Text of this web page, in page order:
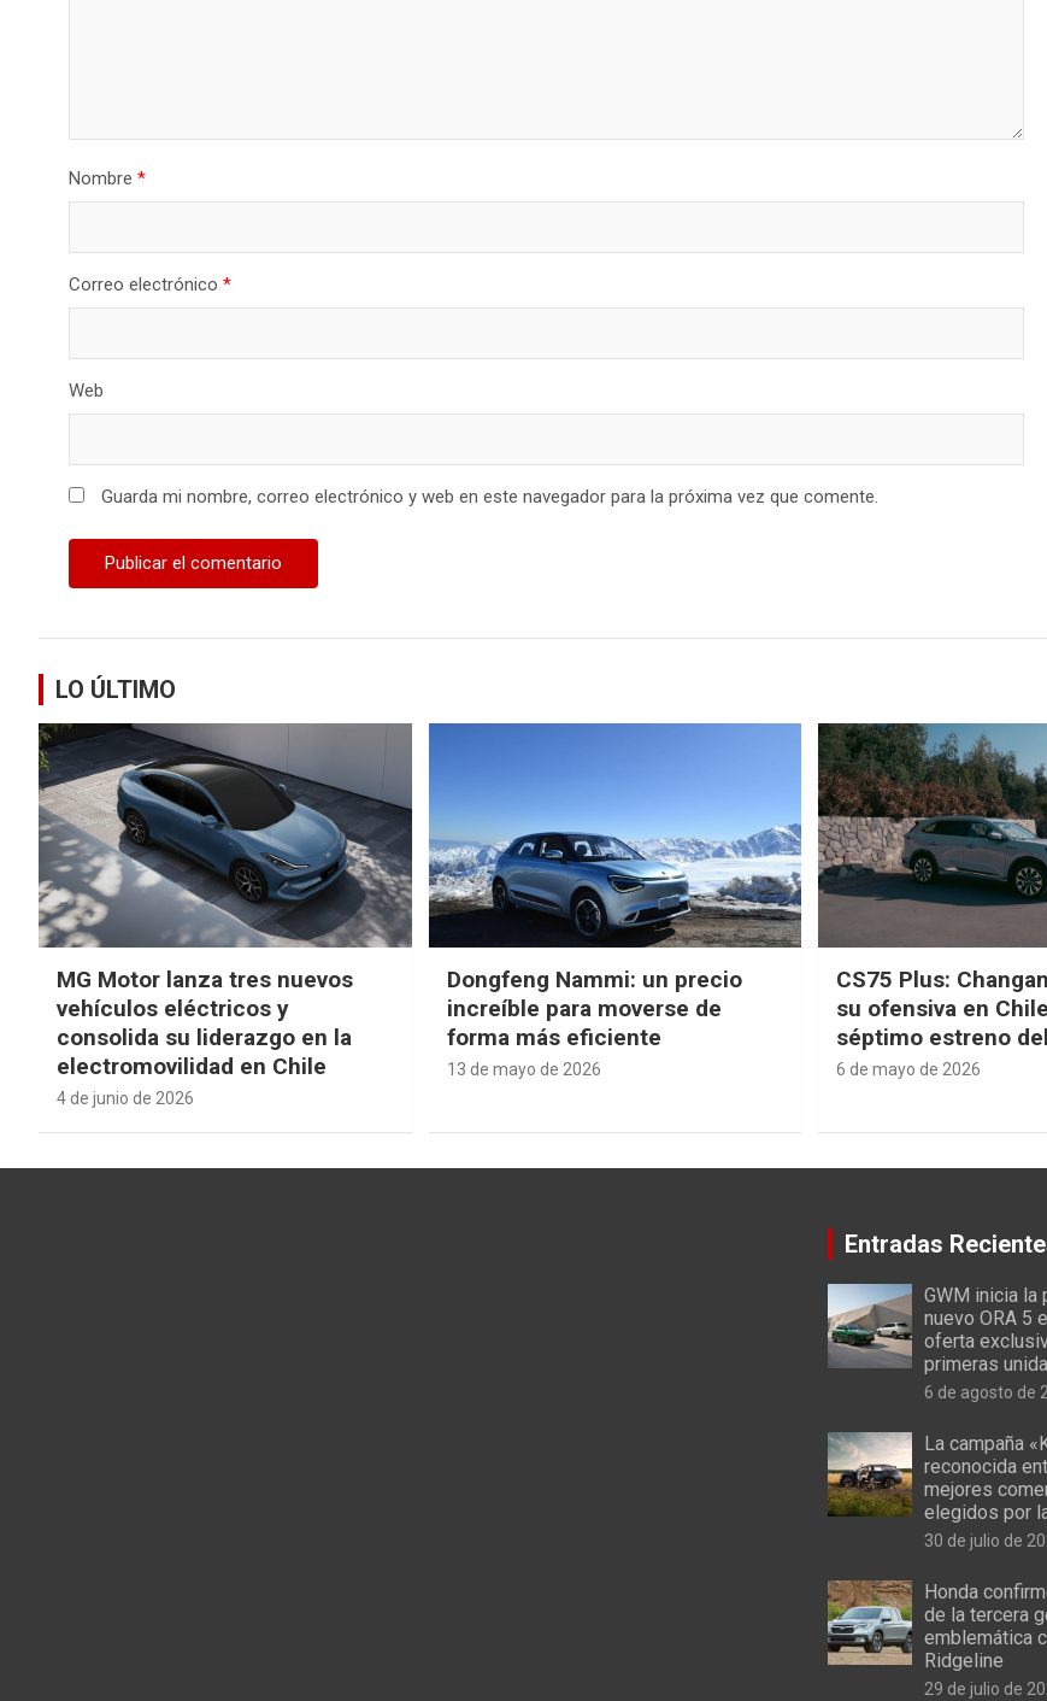
Nombre *
Correo electrónico *
Web
Guarda mi nombre, correo electrónico y web en este navegador para la próxima vez que comente.
LO ÚLTIMO
MG Motor lanza tres nuevos
vehículos eléctricos y
consolida su liderazgo en la
electromovilidad en Chile
4 de junio de 2026
Dongfeng Nammi: un precio
increíble para moverse de
forma más eficiente
13 de mayo de 2026
CS75 Plus:
su ofensiva en
séptimo estreno
6 de mayo de 2026
Entradas
GWM inicia la
nuevo ORA 5
oferta
primeras
6 de agosto de
La campaña
reconocida
mejores
elegidos por
30 de julio de
Honda
de la tercera
emblemática
Ridgeline
29 de julio de